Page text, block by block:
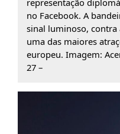
representação
no Facebook. A
sinal luminoso,
uma das maiores
europeu. Imagem:
27 –